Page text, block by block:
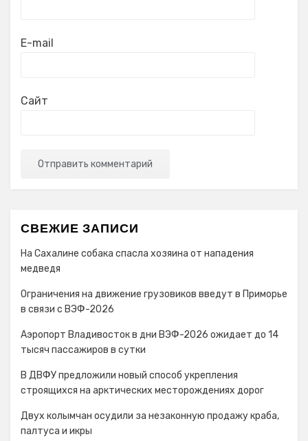
E-mail
Сайт
СВЕЖИЕ ЗАПИСИ
На Сахалине собака спасла хозяина от нападения
медведя
Ограничения на движение грузовиков введут в Приморье
в связи с ВЭФ-2026
Аэропорт Владивосток в дни ВЭФ-2026 ожидает до 14
тысяч пассажиров в сутки
В ДВФУ предложили новый способ укрепления
строящихся на арктических месторождениях дорог
Двух колымчан осудили за незаконную продажу краба,
палтуса и икры